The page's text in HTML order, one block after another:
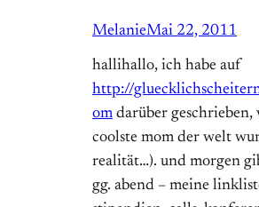
MelanieMai 22, 2011
hallihallo, ich habe auf
http://
om darüber geschrieben,
coolste mom der welt
realität…). und morgen
gg. abend – meine